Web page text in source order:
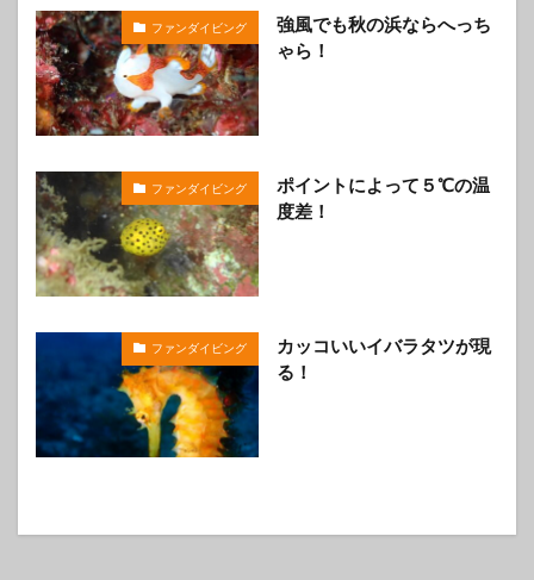
ファンダイビング
強風でも秋の浜ならへっち
ゃら！
ファンダイビング
ポイントによって５℃の温
度差！
ファンダイビング
カッコいいイバラタツが現
る！